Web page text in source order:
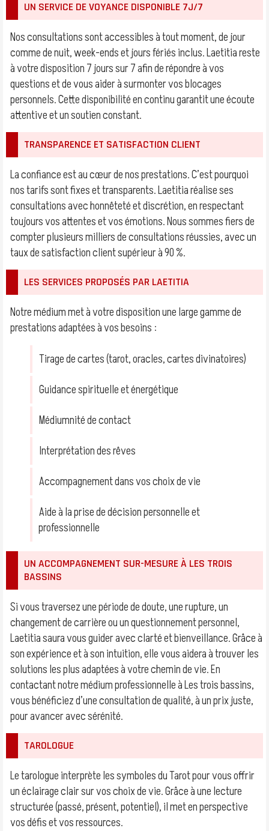
UN SERVICE DE VOYANCE DISPONIBLE 7J/7
Nos consultations sont accessibles à tout moment, de jour
comme de nuit, week-ends et jours fériés inclus. Laetitia reste
à votre disposition 7 jours sur 7 afin de répondre à vos
questions et de vous aider à surmonter vos blocages
personnels. Cette disponibilité en continu garantit une écoute
attentive et un soutien constant.
TRANSPARENCE ET SATISFACTION CLIENT
La confiance est au cœur de nos prestations. C’est pourquoi
nos tarifs sont fixes et transparents. Laetitia réalise ses
consultations avec honnêteté et discrétion, en respectant
toujours vos attentes et vos émotions. Nous sommes fiers de
compter plusieurs milliers de consultations réussies, avec un
taux de satisfaction client supérieur à 90 %.
LES SERVICES PROPOSÉS PAR LAETITIA
Notre médium met à votre disposition une large gamme de
prestations adaptées à vos besoins :
Tirage de cartes (tarot, oracles, cartes divinatoires)
Guidance spirituelle et énergétique
Médiumnité de contact
Interprétation des rêves
Accompagnement dans vos choix de vie
Aide à la prise de décision personnelle et
professionnelle
UN ACCOMPAGNEMENT SUR-MESURE À LES TROIS
BASSINS
Si vous traversez une période de doute, une rupture, un
changement de carrière ou un questionnement personnel,
Laetitia saura vous guider avec clarté et bienveillance. Grâce à
son expérience et à son intuition, elle vous aidera à trouver les
solutions les plus adaptées à votre chemin de vie. En
contactant notre médium professionnelle à Les trois bassins,
vous bénéficiez d’une consultation de qualité, à un prix juste,
pour avancer avec sérénité.
TAROLOGUE
Le tarologue interprète les symboles du Tarot pour vous offrir
un éclairage clair sur vos choix de vie. Grâce à une lecture
structurée (passé, présent, potentiel), il met en perspective
vos défis et vos ressources.